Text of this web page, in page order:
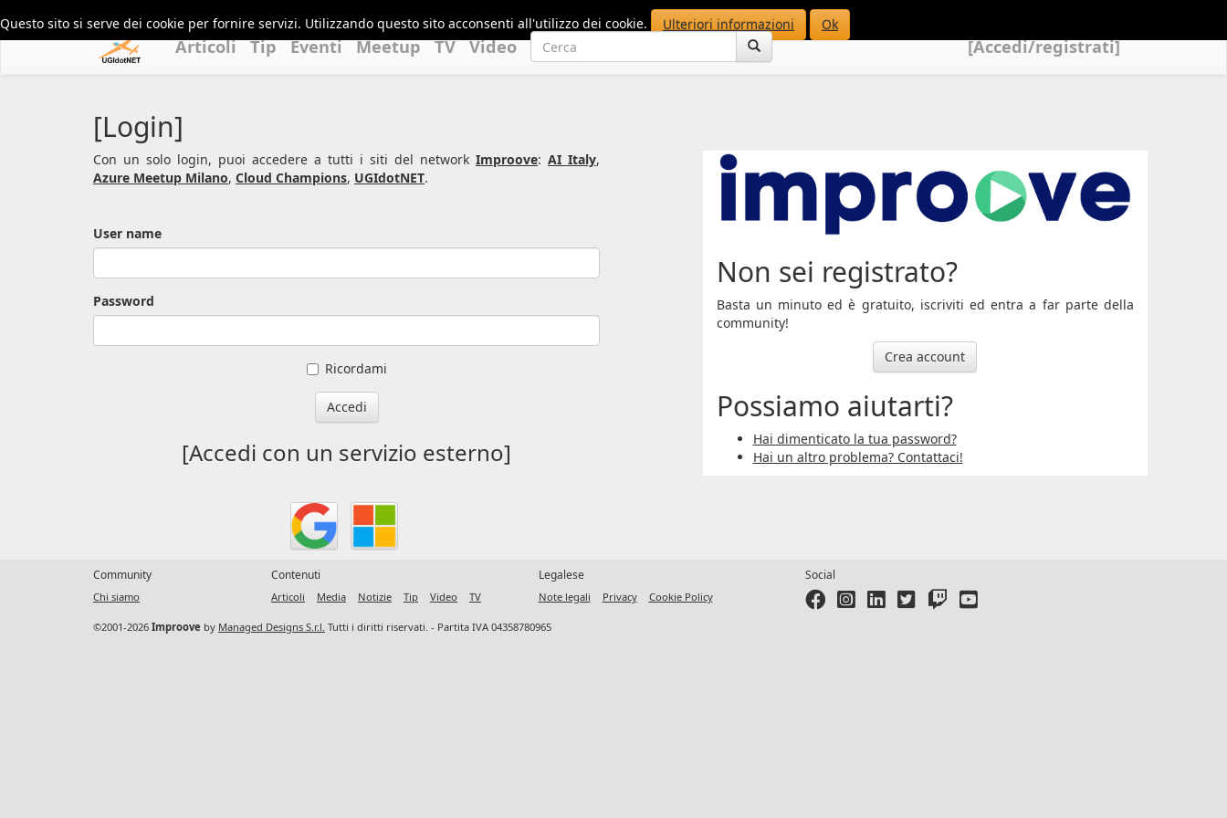
Questo sito si serve dei cookie per fornire servizi. Utilizzando questo sito acconsenti all'utilizzo dei cookie. Ulteriori informazioni Ok
Articoli Tip Eventi Meetup TV Video [Accedi/registrati]
[Login]
Con un solo login, puoi accedere a tutti i siti del network Improove: AI Italy,
Azure Meetup Milano, Cloud Champions, UGIdotNET.
User name
Password
Ricordami
Accedi
[Accedi con un servizio esterno]
Non sei registrato?
Basta un minuto ed è gratuito, iscriviti ed entra a far parte della
community!
Crea account
Possiamo aiutarti?
Hai dimenticato la tua password?
Hai un altro problema? Contattaci!
Community
Chi siamo
Contenuti
Articoli Media Notizie Tip Video TV
Legalese
Note legali Privacy Cookie Policy
Social
©2001-2026 Improove by Managed Designs S.r.l. Tutti i diritti riservati. - Partita IVA 04358780965